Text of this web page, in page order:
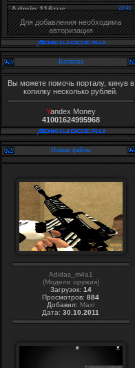
Для добавления необходима
авторизация
Копилка
Вы можете помочь порталу, кинув в
копилку несколько рублей.
Yandex Money
41001624995968
Новые файлы
Adidas_m4a1
(Модели оружия)
Загрузок: 14
Просмотров: 884
Добавил: Maxi
Дата: 30.10.2011